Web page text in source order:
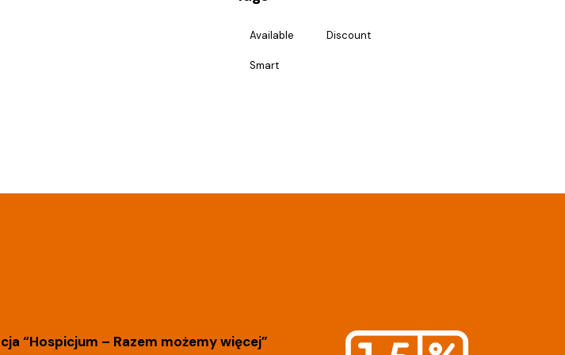
Available Discount
Smart
“Hospicjum – Razem możemy więcej”